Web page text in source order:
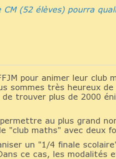
(52 élèves) pourra
pour animer leur club
sommes très heureux de
trouver plus de 2000
au plus grand
"club maths" avec deux
un "1/4 finale
ce cas, les modalités